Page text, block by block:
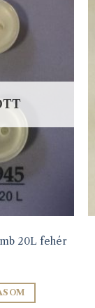
20L fehér